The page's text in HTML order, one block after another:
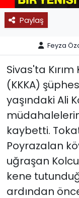
Paylaş
Feyza
Sivas'ta
(KKKA)
yaşındaki Ali
kaybetti.
Poyrazalan
uğraşan
kene
ardından